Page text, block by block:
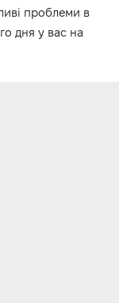
проблеми в
дня у вас на